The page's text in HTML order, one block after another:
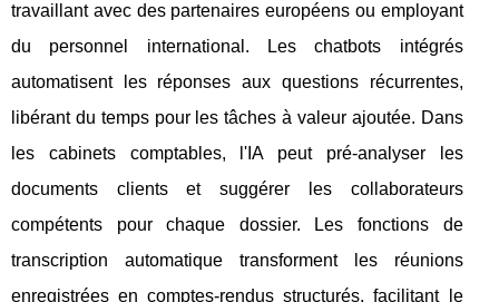
travaillant avec des partenaires européens ou employant
du personnel international. Les chatbots intégrés
automatisent les réponses aux questions récurrentes,
libérant du temps pour les tâches à valeur ajoutée. Dans
les cabinets comptables, l'IA peut pré-analyser les
documents clients et suggérer les collaborateurs
compétents pour chaque dossier. Les fonctions de
transcription automatique transforment les réunions
enregistrées en comptes-rendus structurés, facilitant le